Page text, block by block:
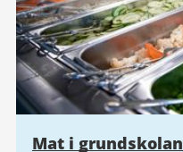
Mat i grundskolan